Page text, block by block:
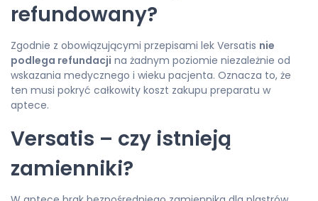
refundowany?
Zgodnie z obowiązującymi przepisami lek Versatis nie
podlega refundacji na żadnym poziomie niezależnie od
wskazania medycznego i wieku pacjenta. Oznacza to, że
ten musi pokryć całkowity koszt zakupu preparatu w
aptece.
Versatis – czy istnieją
zamienniki?